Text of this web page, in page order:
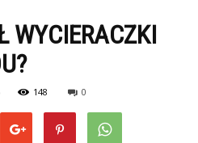
WYCIERACZKI
148 0